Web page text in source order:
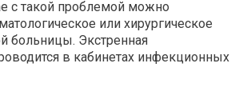
с такой проблемой можно
или хирургическое
больницы. Экстренная
в кабинетах инфекционных